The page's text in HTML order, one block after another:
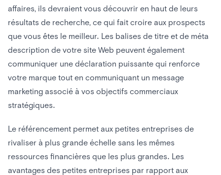
affaires, ils devraient vous découvrir en haut de leurs
résultats de recherche, ce qui fait croire aux prospects
que vous êtes le meilleur. Les balises de titre et de méta
description de votre site Web peuvent également
communiquer une déclaration puissante qui renforce
votre marque tout en communiquant un message
marketing associé à vos objectifs commerciaux
stratégiques.
Le référencement permet aux petites entreprises de
rivaliser à plus grande échelle sans les mêmes
ressources financières que les plus grandes. Les
avantages des petites entreprises par rapport aux